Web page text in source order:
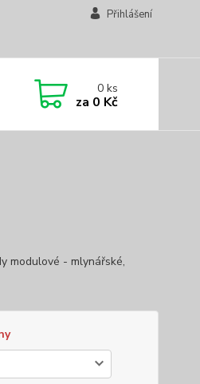
Přihlášení
0ks
za 0 Kč
modulové - mlynářské,